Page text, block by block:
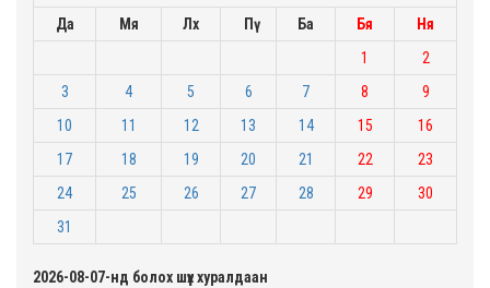
Да
Мя Лх Пү Ба Бя
Ня
1
2
3
4 5 6 7 8
9
10
11 12 13 14 15
16
17
18 19 20 21 22
23
24
25 26 27 28 29
30
31
2026-08-07-нд болох шүүх хуралдаан